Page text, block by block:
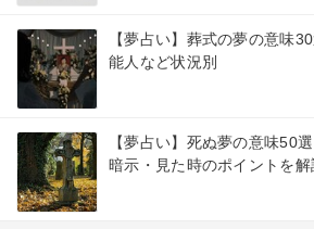
【夢占い】葬式の夢の意味
能人など状況別
【夢占い】死ぬ夢の意味50
暗示・見た時のポイントを解